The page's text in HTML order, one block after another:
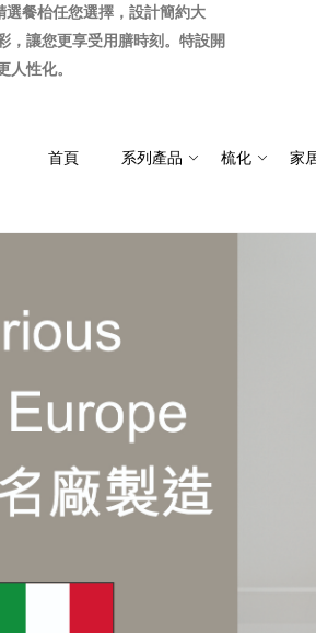
餐枱任您選擇，設計簡約大
，讓您更享受用膳時刻。特設開
性化。
首頁 系列產品 梳化 家